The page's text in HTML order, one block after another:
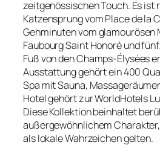
zeitgenössischen Touch. Es ist
Katzensprung vom Place de la
Gehminuten vom glamourösen
Faubourg Saint Honoré und
Fuß von den Champs-Élysées
Ausstattung gehört ein 400
Spa mit Sauna,
Hotel gehört zur WorldHotels
Diese Kollektion beinhaltet
außergewöhnlichem
als lokale Wahrzeichen gelten.